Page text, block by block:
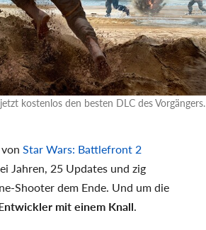
kostenlos den besten DLC des Vorgängers.
Star Wars: Battlefront 2
Jahren, 25 Updates und zig
Shooter dem Ende. Und um die
mit einem Knall.